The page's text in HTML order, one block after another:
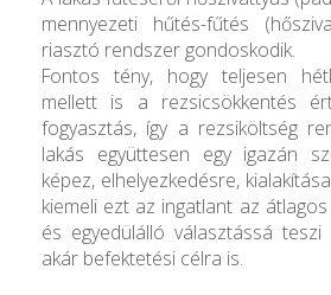
mennyezeti hűtés-fűtés
riasztó rendszer gondoskodik.
Fontos tény, hogy teljesen
mellett is a rezsicsökkentés
fogyasztás, így a rezsiköltség
lakás együttesen egy igazán
képez, elhelyezkedésre,
kiemeli ezt az ingatlant az
és egyedülálló választássá
akár befektetési célra is.